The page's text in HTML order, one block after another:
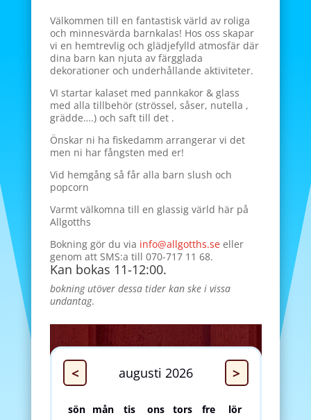
Välkommen till en fantastisk värld av roliga
och minnesvärda barnkalas! Hos oss skapar
vi en hemtrevlig och glädjefylld atmosfär där
dina barn kan njuta av färgglada
dekorationer och underhållande aktiviteter.
VI startar kalaset med pannkakor & glass
med alla tillbehör (strössel, såser, nutella ,
grädde….) och saft till det .
Önskar ni ha fiskedamm arrangerar vi det
men ni har fångsten med er!
Vid hemgång så får alla barn slush och
popcorn
Varmt välkomna till en glassig värld här på
Allgotths
Bokning gör du via info@allgotths.seeller
genom att SMS:a till 070-717 11 68.
Kan bokas 11-12:00.
bokning utöver dessa tider kan ske i vissa
undantag.